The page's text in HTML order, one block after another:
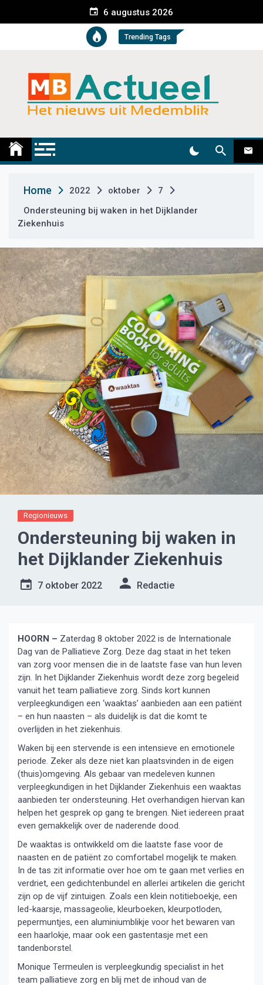
e
t
6 augustus 2026
Trending Tags
Medemblik Actueel
Home 2022 oktober
7
Ondersteuning bij waken in het Dijklander
Ziekenhuis
Regionieuws
Ondersteuning bij waken in
het Dijklander Ziekenhuis
7 oktober 2022 Redactie
HOORN – Zaterdag 8 oktober 2022 is de Internationale
Dag van de Palliatieve Zorg. Deze dag staat in het teken
van zorg voor mensen die in de laatste fase van hun leven
zijn. In het Dijklander Ziekenhuis wordt deze zorg begeleid
vanuit het team palliatieve zorg. Sinds kort kunnen
verpleegkundigen een ‘waaktas’ aanbieden aan een patiënt
– en hun naasten – als duidelijk is dat die komt te
overlijden in het ziekenhuis.
Waken bij een stervende is een intensieve en emotionele
periode. Zeker als deze niet kan plaatsvinden in de eigen
(thuis)omgeving. Als gebaar van medeleven kunnen
verpleegkundigen in het Dijklander Ziekenhuis een waaktas
aanbieden ter ondersteuning. Het overhandigen hiervan kan
helpen het gesprek op gang te brengen. Niet iedereen praat
even gemakkelijk over de naderende dood.
De waaktas is ontwikkeld om die laatste fase voor de
naasten en de patiënt zo comfortabel mogelijk te maken.
In de tas zit informatie over hoe om te gaan met verlies en
verdriet, een gedichtenbundel en allerlei artikelen die gericht
zijn op de vijf zintuigen. Zoals een klein notitieboekje, een
led-kaarsje, massageolie, kleurboeken, kleurpotloden,
pepermuntjes, een aluminiumblikje voor het bewaren van
een haarlokje, maar ook een gastentasje met een
tandenborstel.
Monique Termeulen is verpleegkundig specialist in het
team palliatieve zorg en blij met de inhoud van de